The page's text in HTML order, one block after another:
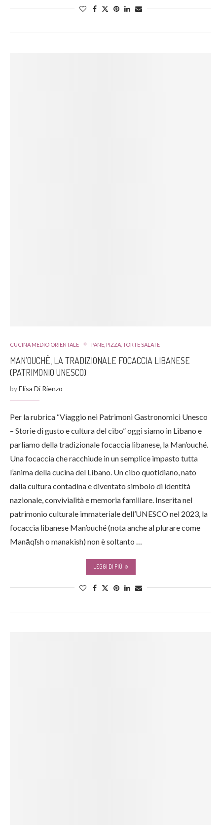
CUCINA MEDIO ORIENTALE PANE, PIZZA, TORTE SALATE
MAN’OUCHÈ, LA TRADIZIONALE FOCACCIA LIBANESE
(PATRIMONIO UNESCO)
byElisa Di Rienzo
Per la rubrica “Viaggio nei Patrimoni Gastronomici Unesco
– Storie di gusto e cultura del cibo” oggi siamo in Libano e
parliamo della tradizionale focaccia libanese, la Man’ouché.
Una focaccia che racchiude in un semplice impasto tutta
l’anima della cucina del Libano. Un cibo quotidiano, nato
dalla cultura contadina e diventato simbolo di identità
nazionale, convivialità e memoria familiare. Inserita nel
patrimonio culturale immateriale dell’UNESCO nel 2023, la
focaccia libanese Man’ouché (nota anche al plurare come
Manāqīsh o manakish) non è soltanto …
LEGGI DI PIÙ